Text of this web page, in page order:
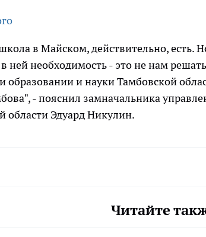
в Майском, действительно, есть.
ней необходимость - это не нам
образовании и науки Тамбовской
- пояснил замначальника
области Эдуард Никулин.
Читайте